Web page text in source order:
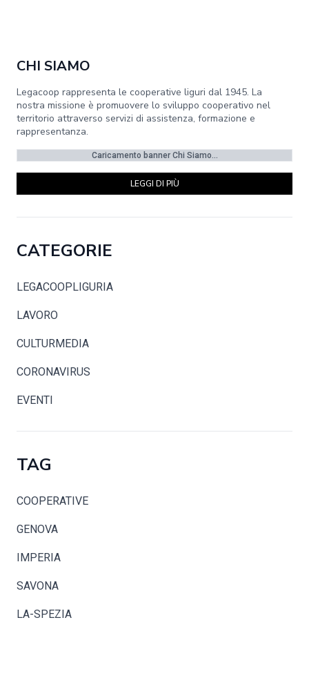
CHI SIAMO
Legacoop rappresenta le cooperative liguri dal 1945. La
nostra missione è promuovere lo sviluppo cooperativo nel
territorio attraverso servizi di assistenza, formazione e
rappresentanza.
Caricamento banner Chi Siamo...
LEGGI DI PIÙ
CATEGORIE
LEGACOOPLIGURIA
LAVORO
CULTURMEDIA
CORONAVIRUS
EVENTI
TAG
COOPERATIVE
GENOVA
IMPERIA
SAVONA
LA-SPEZIA